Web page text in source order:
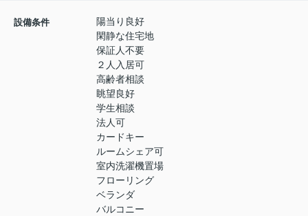
設備条件
陽当り良好
閑静な住宅地
保証人不要
２人入居可
高齢者相談
眺望良好
学生相談
法人可
カードキー
ルームシェア可
室内洗濯機置場
フローリング
ベランダ
バルコニー